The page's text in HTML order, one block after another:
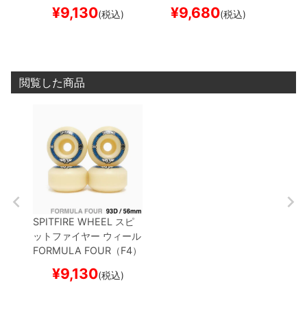
¥9,130(税込) ¥9,680(税込)
閲覧した商品
SPITFIRE WHEEL
スピ
ットファイヤー ウィール
FORMULA FOUR（F4）
¥9,130(税込)